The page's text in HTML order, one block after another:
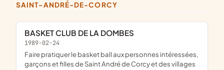
SAINT-ANDRÉ-DE-CORCY
BASKET CLUB DE LA DOMBES
1989-02-24
faire pratiquer le basket ball aux personnes intéressées,
garçons et filles de Saint André de Corcy et des villages